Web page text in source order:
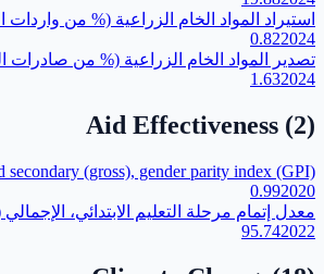
استيراد المواد الخام الزراعية (% من واردات
0.822024
تصدير المواد الخام الزراعية (% من صادرات
1.632024
Aid Effectiveness (2)
secondary (gross), gender parity index (GPI)
0.992020
معدل إتمام مرحلة التعليم الابتدائي،
95.742022